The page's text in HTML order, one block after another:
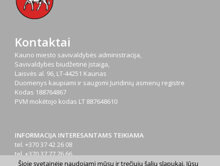
Kontaktai
Kauno miesto savivaldybės administracija,
Savivaldybės biudžetinė įstaiga,
Laisvės al. 96, LT-44251 Kaunas
Duomenys kaupiami ir saugomi Juridinių asmenų registre
Kodas 188764867
PVM mokėtojo kodas LT 887648610
INFORMACIJA INTERESANTAMS TEIKIAMA
tel. +370 37 42 26 08
tel. +370 37 77 76 66
tel. +370 660 07000
Šioje svetainėje naudojami mūsų ir trečiųjų šalių slapukai. Jūsų